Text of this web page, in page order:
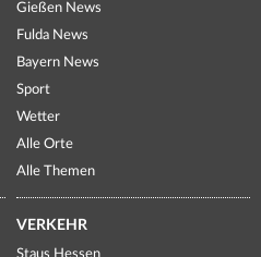
Gießen News
Fulda News
Bayern News
Sport
Wetter
Alle Orte
Alle Themen
VERKEHR